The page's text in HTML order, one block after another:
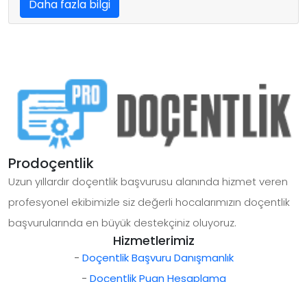
Daha fazla bilgi
Prodoçentlik
Uzun yıllardır doçentlik başvurusu alanında hizmet veren
profesyonel ekibimizle siz değerli hocalarımızın doçentlik
başvurularında en büyük destekçiniz oluyoruz.
Hizmetlerimiz
- Doçentlik Başvuru Danışmanlık
- Doçentlik Puan Hesaplama